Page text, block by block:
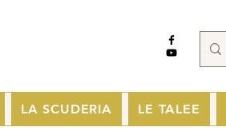
LA SCUDERIA LE TALEE